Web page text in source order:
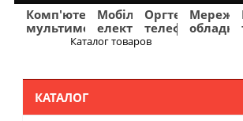
Комп'ютери
мультимедіа
Мобільна
електроніка
Оргтехніка
телефонія
Каталог товаров
КАТАЛОГ